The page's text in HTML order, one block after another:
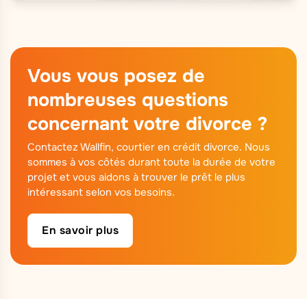
Vous vous posez de
nombreuses questions
concernant votre divorce ?
Contactez Wallfin, courtier en crédit divorce. Nous
sommes à vos côtés durant toute la durée de votre
projet et vous aidons à trouver le prêt le plus
intéressant selon vos besoins.
En savoir plus